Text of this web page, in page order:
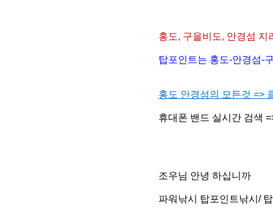
홍도, 구을비도, 안경섬 지
탑포인트는 홍도-안경섬-
홍도 안경섬의 모든것 =>
휴대폰 밴드 실시간 검색
조우님 안녕 하십니까
파워낚시 탑포인트낚시/